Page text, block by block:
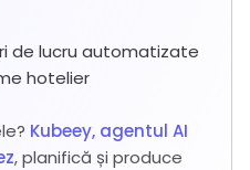
de lucru automatizate
hotelier
Kubeey, agentul AI
, planifică și produce